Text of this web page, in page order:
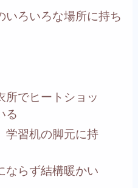
いろいろな場所に持ち
所でヒートショッ
る
学習机の脚元に持
ならず結構暖かい